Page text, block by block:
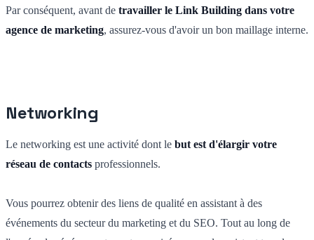
Par conséquent, avant de travailler le Link Building dans votre
agence de marketing, assurez-vous d'avoir un bon maillage interne.
Networking
Le networking est une activité dont le but est d'élargir votre
réseau de contacts professionnels.
Vous pourrez obtenir des liens de qualité en assistant à des
événements du secteur du marketing et du SEO. Tout au long de